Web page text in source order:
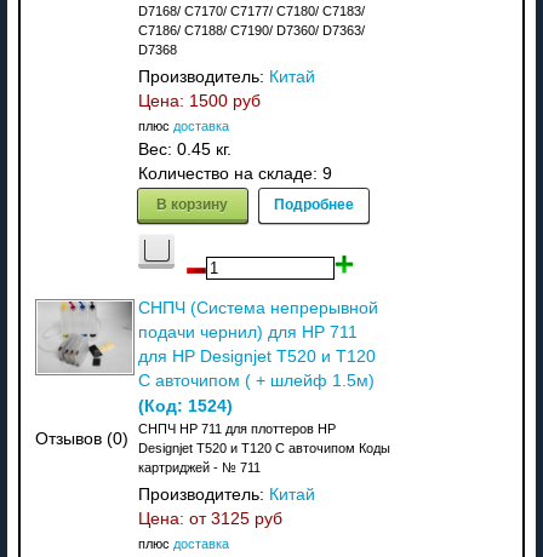
D7168/ C7170/ C7177/ C7180/ C7183/
C7186/ C7188/ C7190/ D7360/ D7363/
D7368
Производитель: Китай
Цена: 1500 руб
плюс доставка
Вес: 0.45 кг.
Количество на складе: 9
В корзину Подробнее
Отзывов (0)
СНПЧ (Система непрерывной
подачи чернил) для HP 711
для HP Designjet T520 и T120
C авточипом ( + шлейф 1.5м)
(Код: 1524)
СНПЧ HP 711 для плоттеров HP
Designjet T520 и T120 C авточипом Коды
картриджей - № 711
Производитель: Китай
Цена: от 3125 руб
плюс доставка